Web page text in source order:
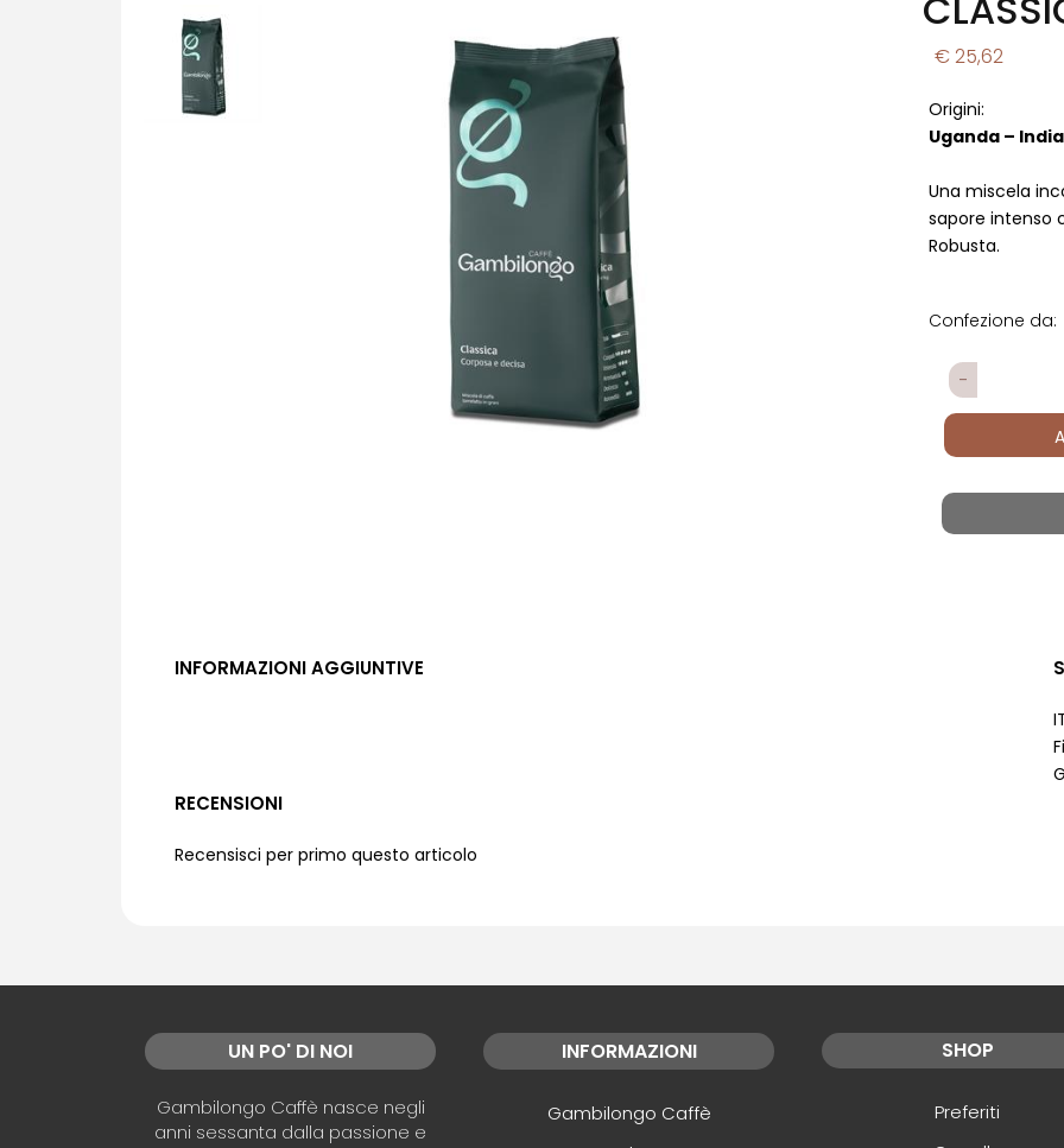
€ 25,62
Origini:
Uganda –
Una miscela
sapore intenso
Robusta.
Confezione da:
INFORMAZIONI AGGIUNTIVE
RECENSIONI
Recensisci per primo questo articolo
UN PO' DI NOI
Gambilongo Caffè nasce negli
anni sessanta dalla passione e
INFORMAZIONI
Gambilongo Caffè
SHOP
Preferiti